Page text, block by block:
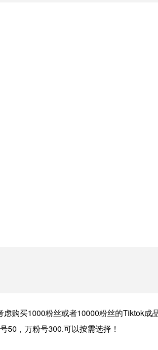
购买1000粉丝或者10000粉丝的Tiktok成
50，万粉号300.可以按需选择！